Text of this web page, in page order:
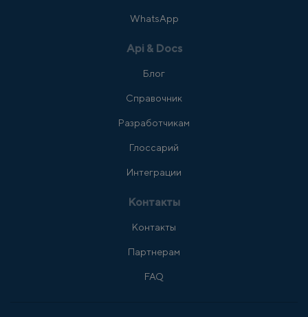
WhatsApp
Api & Docs
Блог
Справочник
Разработчикам
Глоссарий
Интеграции
Контакты
Контакты
Партнерам
FAQ